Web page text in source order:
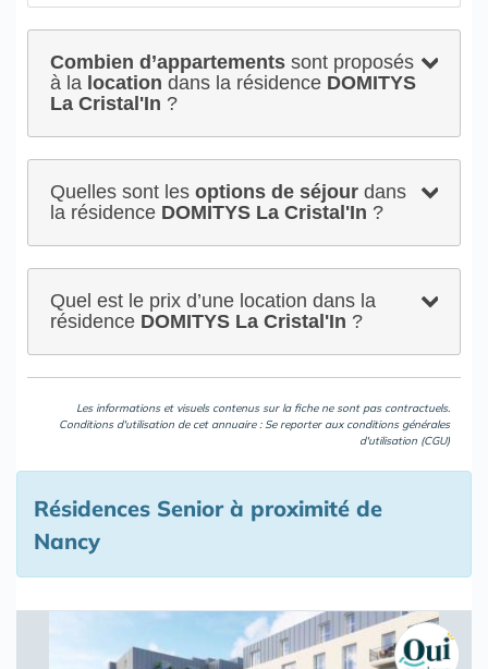
Combien d’appartements sont proposés
à la location dans la résidence DOMITYS
La Cristal'In ?
Quelles sont les options de séjour dans
la résidence DOMITYS La Cristal'In ?
Quel est le prix d’une location dans la
résidence DOMITYS La Cristal'In ?
Les informations et visuels contenus sur la fiche ne sont pas contractuels.
Conditions d'utilisation de cet annuaire : Se reporter aux conditions générales
d'utilisation (CGU)
Résidences Senior à proximité de
Nancy